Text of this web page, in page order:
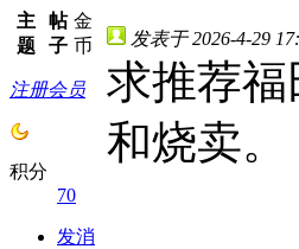
主
题
帖
子
金
币
注册会员
积分
70
发消
发表于 2026-4-29
求推荐
和烧卖。